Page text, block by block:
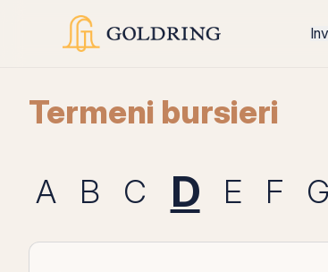
Termeni bursieri
A B C D E F G